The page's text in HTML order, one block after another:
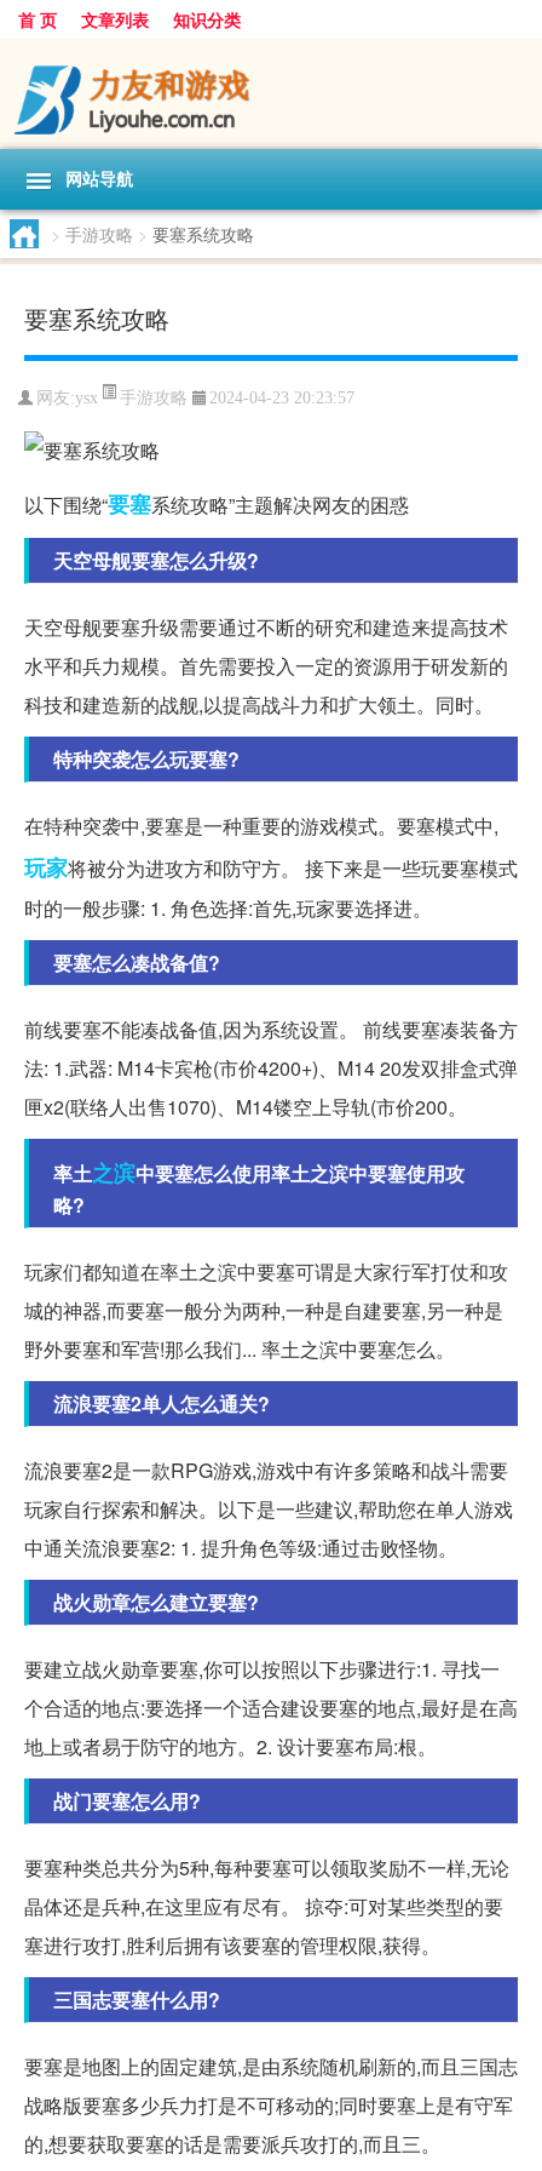
首 页 文章列表 知识分类
网站导航
> 手游攻略 > 要塞系统攻略
要塞系统攻略
网友:ysx 手游攻略 2024-04-23 20:23:57
以下围绕“要塞系统攻略”主题解决网友的困惑
天空母舰要塞怎么升级?
天空母舰要塞升级需要通过不断的研究和建造来提高技术
水平和兵力规模。首先需要投入一定的资源用于研发新的
科技和建造新的战舰,以提高战斗力和扩大领土。同时。
特种突袭怎么玩要塞?
在特种突袭中,要塞是一种重要的游戏模式。要塞模式中,
玩家将被分为进攻方和防守方。 接下来是一些玩要塞模式
时的一般步骤: 1. 角色选择:首先,玩家要选择进。
要塞怎么凑战备值?
前线要塞不能凑战备值,因为系统设置。 前线要塞凑装备方
法: 1.武器: M14卡宾枪(市价4200+)、M14 20发双排盒式弹
匣x2(联络人出售1070)、M14镂空上导轨(市价200。
率土之滨中要塞怎么使用率土之滨中要塞使用攻
略?
玩家们都知道在率土之滨中要塞可谓是大家行军打仗和攻
城的神器,而要塞一般分为两种,一种是自建要塞,另一种是
野外要塞和军营!那么我们... 率土之滨中要塞怎么。
流浪要塞2单人怎么通关?
流浪要塞2是一款RPG游戏,游戏中有许多策略和战斗需要
玩家自行探索和解决。以下是一些建议,帮助您在单人游戏
中通关流浪要塞2: 1. 提升角色等级:通过击败怪物。
战火勋章怎么建立要塞?
要建立战火勋章要塞,你可以按照以下步骤进行:1. 寻找一
个合适的地点:要选择一个适合建设要塞的地点,最好是在高
地上或者易于防守的地方。2. 设计要塞布局:根。
战门要塞怎么用?
要塞种类总共分为5种,每种要塞可以领取奖励不一样,无论
晶体还是兵种,在这里应有尽有。 掠夺:可对某些类型的要
塞进行攻打,胜利后拥有该要塞的管理权限,获得。
三国志要塞什么用?
要塞是地图上的固定建筑,是由系统随机刷新的,而且三国志
战略版要塞多少兵力打是不可移动的;同时要塞上是有守军
的,想要获取要塞的话是需要派兵攻打的,而且三。